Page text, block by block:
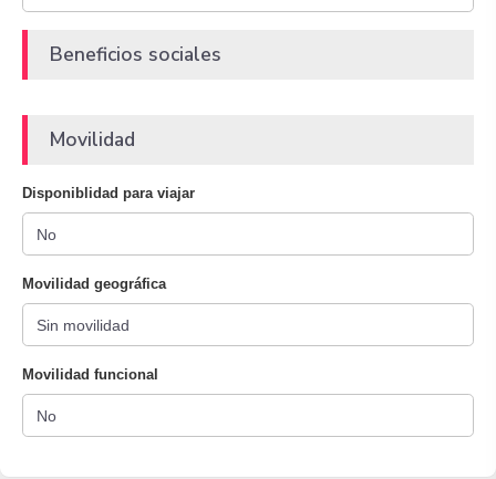
Beneficios sociales
Movilidad
Disponiblidad para viajar
Movilidad geográfica
Movilidad funcional